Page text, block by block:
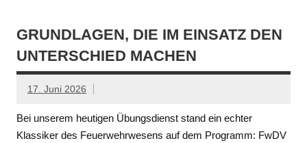
GRUNDLAGEN, DIE IM EINSATZ DEN
UNTERSCHIED MACHEN
17. Juni 2026
Bei unserem heutigen Übungsdienst stand ein echter
Klassiker des Feuerwehrwesens auf dem Programm: FwDV